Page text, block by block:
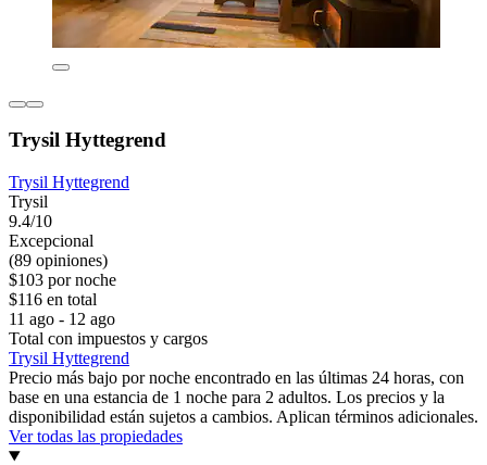
Trysil Hyttegrend
Trysil Hyttegrend
Trysil
9.4/10
Excepcional
(89 opiniones)
$103 por noche
$116 en total
11 ago - 12 ago
Total con impuestos y cargos
Trysil Hyttegrend
Precio más bajo por noche encontrado en las últimas 24 horas, con
base en una estancia de 1 noche para 2 adultos. Los precios y la
disponibilidad están sujetos a cambios. Aplican términos adicionales.
Ver todas las propiedades